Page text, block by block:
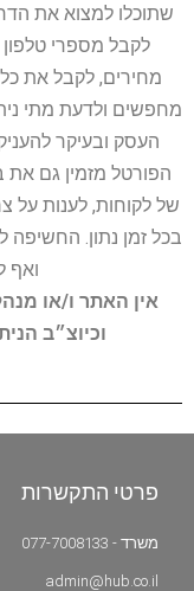
שתוכלו למצוא את
לקבל מספרי
מחירים, לקבל את
מחפשים ולדעת מתי
העסק ובעיקר
הפורטל מזמין גם את
של לקוחות, לענות
בכל זמן נתון. החשיפה
ואף
אין האתר ו/או
וכיוצ״ב
פרטי התקשרות
משרד - 077-7008133
admin@hub.co.il